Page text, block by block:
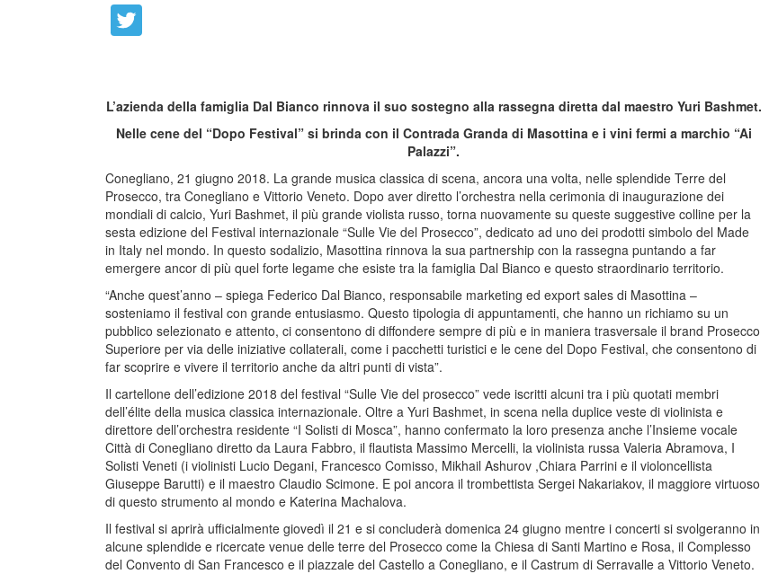
L’azienda della famiglia Dal Bianco rinnova il suo sostegno alla rassegna diretta dal maestro Yuri Bashmet.
Nelle cene del “Dopo Festival” si brinda con il Contrada Granda di Masottina e i vini fermi a marchio “Ai
Palazzi”.
Conegliano, 21 giugno 2018. La grande musica classica di scena, ancora una volta, nelle splendide Terre del
Prosecco, tra Conegliano e Vittorio Veneto. Dopo aver diretto l’orchestra nella cerimonia di inaugurazione dei
mondiali di calcio, Yuri Bashmet, il più grande violista russo, torna nuovamente su queste suggestive colline per la
sesta edizione del Festival internazionale “Sulle Vie del Prosecco”, dedicato ad uno dei prodotti simbolo del Made
in Italy nel mondo. In questo sodalizio, Masottina rinnova la sua partnership con la rassegna puntando a far
emergere ancor di più quel forte legame che esiste tra la famiglia Dal Bianco e questo straordinario territorio.
“Anche quest’anno – spiega Federico Dal Bianco, responsabile marketing ed export sales di Masottina –
sosteniamo il festival con grande entusiasmo. Questo tipologia di appuntamenti, che hanno un richiamo su un
pubblico selezionato e attento, ci consentono di diffondere sempre di più e in maniera trasversale il brand Prosecco
Superiore per via delle iniziative collaterali, come i pacchetti turistici e le cene del Dopo Festival, che consentono di
far scoprire e vivere il territorio anche da altri punti di vista”.
Il cartellone dell’edizione 2018 del festival “Sulle Vie del prosecco” vede iscritti alcuni tra i più quotati membri
dell’élite della musica classica internazionale. Oltre a Yuri Bashmet, in scena nella duplice veste di violinista e
direttore dell’orchestra residente “I Solisti di Mosca”, hanno confermato la loro presenza anche l’Insieme vocale
Città di Conegliano diretto da Laura Fabbro, il flautista Massimo Mercelli, la violinista russa Valeria Abramova, I
Solisti Veneti (i violinisti Lucio Degani, Francesco Comisso, Mikhail Ashurov ,Chiara Parrini e il violoncellista
Giuseppe Barutti) e il maestro Claudio Scimone. E poi ancora il trombettista Sergei Nakariakov, il maggiore virtuoso
di questo strumento al mondo e Katerina Machalova.
Il festival si aprirà ufficialmente giovedì il 21 e si concluderà domenica 24 giugno mentre i concerti si svolgeranno in
alcune splendide e ricercate venue delle terre del Prosecco come la Chiesa di Santi Martino e Rosa, il Complesso
del Convento di San Francesco e il piazzale del Castello a Conegliano, e il Castrum di Serravalle a Vittorio Veneto.